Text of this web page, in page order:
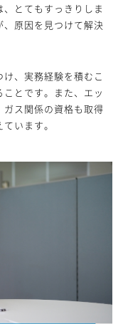
とてもすっきりしま
原因を見つけて解決
、実務経験を積むこ
とです。また、エッ
ス関係の資格も取得
います。